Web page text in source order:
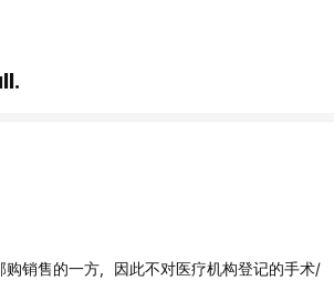
销售的一方，因此不对医疗机构登记的手术/